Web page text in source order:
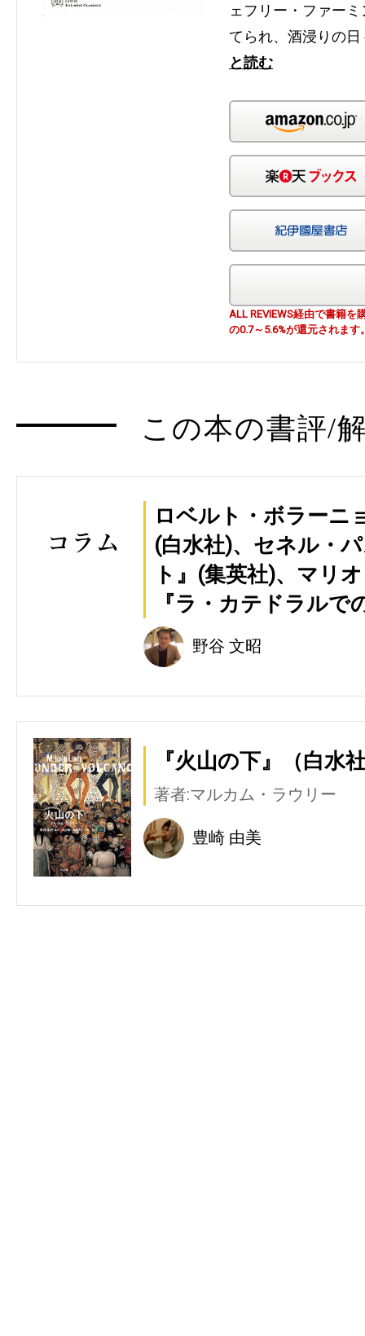
ェフリー・ファー
てられ、酒浸りの
と読む
ALL REVIEWS経由で書籍
の0.7～5.6%が還元されます
この本の書評/
ロベルト・ボラーニ
(白水社)、セネル・
ト』(集英社)、マリ
『ラ・カテドラルで
野谷 文昭
『火山の下』（白水
著者:マルカム・ラウリー
豊崎 由美